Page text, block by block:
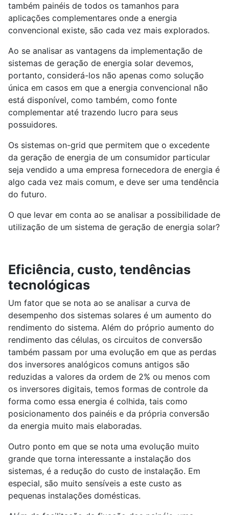
também painéis de todos os tamanhos para
aplicações complementares onde a energia
convencional existe, são cada vez mais explorados.
Ao se analisar as vantagens da implementação de
sistemas de geração de energia solar devemos,
portanto, considerá-los não apenas como solução
única em casos em que a energia convencional não
está disponível, como também, como fonte
complementar até trazendo lucro para seus
possuidores.
Os sistemas on-grid que permitem que o excedente
da geração de energia de um consumidor particular
seja vendido a uma empresa fornecedora de energia é
algo cada vez mais comum, e deve ser uma tendência
do futuro.
O que levar em conta ao se analisar a possibilidade de
utilização de um sistema de geração de energia solar?
Eficiência, custo, tendências
tecnológicas
Um fator que se nota ao se analisar a curva de
desempenho dos sistemas solares é um aumento do
rendimento do sistema. Além do próprio aumento do
rendimento das células, os circuitos de conversão
também passam por uma evolução em que as perdas
dos inversores analógicos comuns antigos são
reduzidas a valores da ordem de 2% ou menos com
os inversores digitais, temos formas de controle da
forma como essa energia é colhida, tais como
posicionamento dos painéis e da própria conversão
da energia muito mais elaboradas.
Outro ponto em que se nota uma evolução muito
grande que torna interessante a instalação dos
sistemas, é a redução do custo de instalação. Em
especial, são muito sensíveis a este custo as
pequenas instalações domésticas.